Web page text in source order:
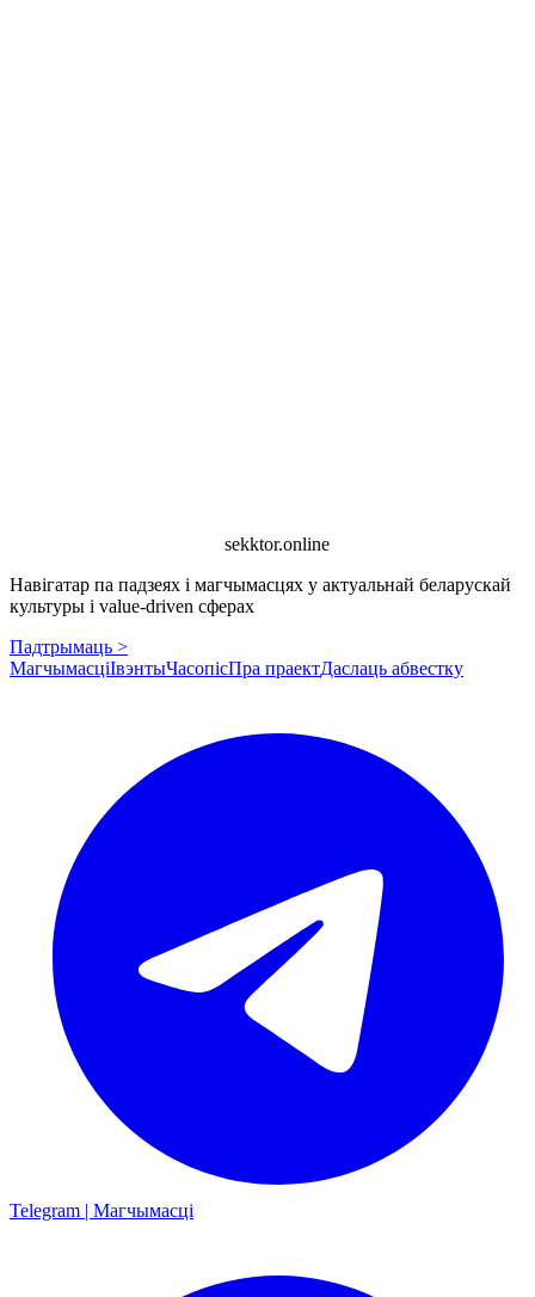
sekktor.online
Навігатар па падзеях і магчымасцях у актуальнай беларускай
культуры і value-driven сферах
Падтрымаць >
МагчымасціІвэнтыЧасопісПра праектДаслаць абвестку
Telegram | Магчымасці